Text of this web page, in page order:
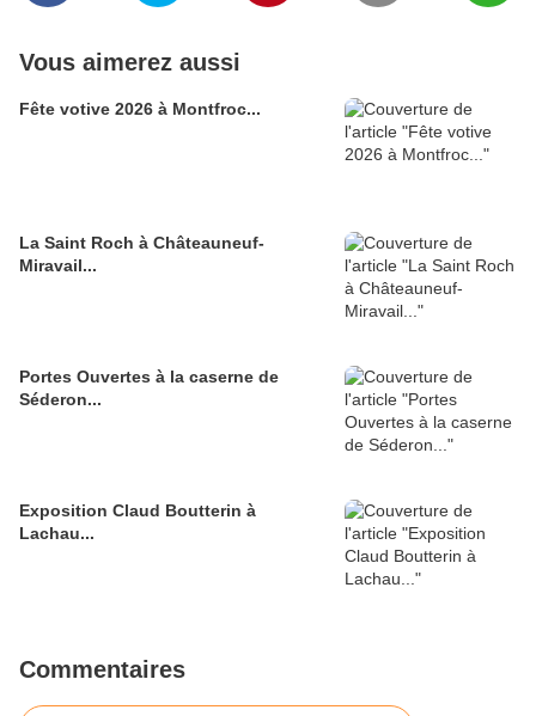
Vous aimerez aussi
Fête votive 2026 à Montfroc...
La Saint Roch à Châteauneuf-
Miravail...
Portes Ouvertes à la caserne de
Séderon...
Exposition Claud Boutterin à
Lachau...
Commentaires